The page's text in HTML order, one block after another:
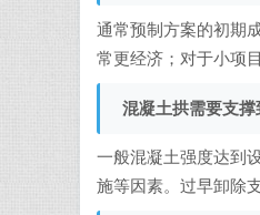
通常预制方案的初期
常更经济；对于小项
混凝土拱需要支撑
一般混凝土强度达到
施等因素。过早卸除